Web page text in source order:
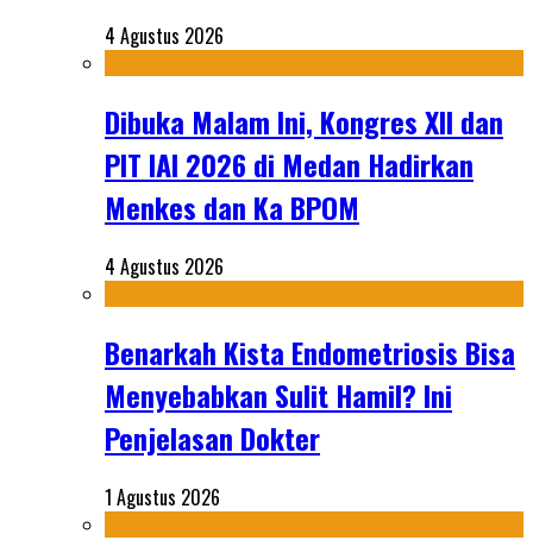
4 Agustus 2026
Dibuka Malam Ini, Kongres XII dan
PIT IAI 2026 di Medan Hadirkan
Menkes dan Ka BPOM
4 Agustus 2026
Benarkah Kista Endometriosis Bisa
Menyebabkan Sulit Hamil? Ini
Penjelasan Dokter
1 Agustus 2026